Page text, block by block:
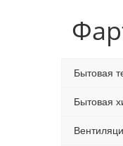
Бытовая
Бытовая